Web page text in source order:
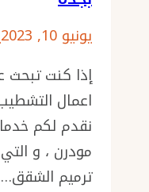
يونيو 10, 2023
إذا كنت تبحث
اعمال
نقدم لكم
مودرن ، و
ترميم الشقق…